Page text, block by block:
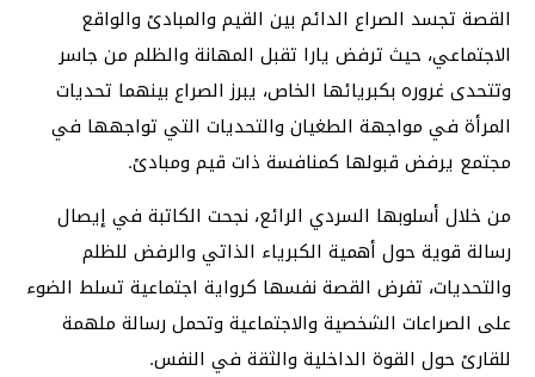
القصة تجسد الصراع الدائم بين القيم والمبادئ والواقع
الاجتماعي، حيث ترفض يارا تقبل المهانة والظلم من جاسر
وتتحدى غروره بكبريائها الخاص، يبرز الصراع بينهما تحديات
المرأة في مواجهة الطغيان والتحديات التي تواجهها في
مجتمع يرفض قبولها كمنافسة ذات قيم ومبادئ.
من خلال أسلوبها السردي الرائع، نجحت الكاتبة في إيصال
رسالة قوية حول أهمية الكبرياء الذاتي والرفض للظلم
والتحديات، تفرض القصة نفسها كرواية اجتماعية تسلط الضوء
على الصراعات الشخصية والاجتماعية وتحمل رسالة ملهمة
للقارئ حول القوة الداخلية والثقة في النفس.